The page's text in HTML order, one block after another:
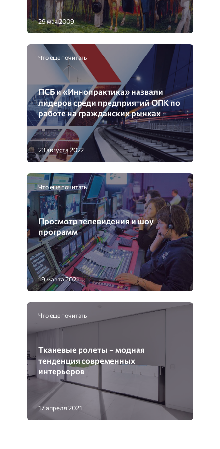
29 мая 2009
Что еще почитать
ПСБ и «Иннопрактика» назвали
лидеров среди предприятий ОПК по
работе на гражданских рынках
23 августа 2022
Что еще почитать
Просмотр телевидения и шоу
программ
19 марта 2021
Что еще почитать
Тканевые ролеты – модная
тенденция современных
интерьеров
17 апреля 2021